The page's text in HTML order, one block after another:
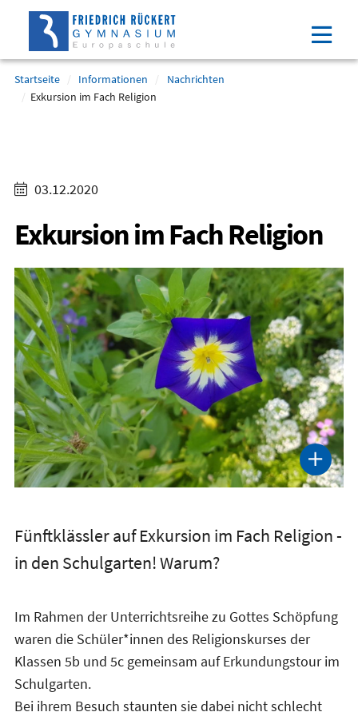
Direkt
Inhalt
(Eingabetaste)
Direkt
Hauptmenu
(Eingabetaste)
Direkt
Suche
(Eingabetaste)
Direkt
Footer
(Eingabetaste)
Startseite Informationen
Nachrichten
Exkursion im Fach Religion
03.12.2020
Exkursion im Fach Religion
Fünftklässler auf Exkursion im Fach Religion -
in den Schulgarten! Warum?
Im Rahmen der Unterrichtsreihe zu Gottes Schöpfung
waren die Schüler*innen des Religionskurses der
Klassen 5b und 5c gemeinsam auf Erkundungstour im
Schulgarten.
Bei ihrem Besuch staunten sie dabei nicht schlecht